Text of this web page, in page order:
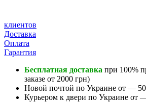
клиентов
Доставка
Оплата
Гарантия
Бесплатная доставка при 100%
заказе от 2000 грн)
Новой почтой по Украине от —
Курьером к двери по Украине от